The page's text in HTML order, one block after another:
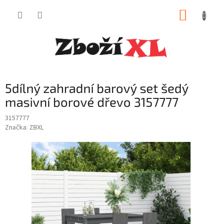
5dílný zahradní barový set šedý
masivní borové dřevo 3157777
3157777
Značka: ZBXL